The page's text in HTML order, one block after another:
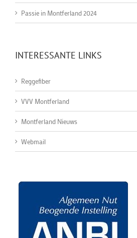
Passie in Montferland 2024
INTERESSANTE LINKS
Reggefiber
VVV Montferland
Montferland Nieuws
Webmail